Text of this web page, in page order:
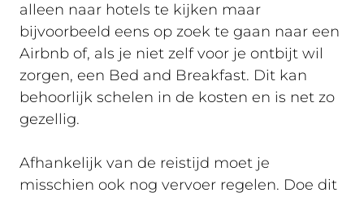
alleen naar hotels te kijken maar
bijvoorbeeld eens op zoek te gaan naar een
Airbnb of, als je niet zelf voor je ontbijt wil
zorgen, een Bed and Breakfast. Dit kan
behoorlijk schelen in de kosten en is net zo
gezellig.
Afhankelijk van de reistijd moet je
misschien ook nog vervoer regelen. Doe dit